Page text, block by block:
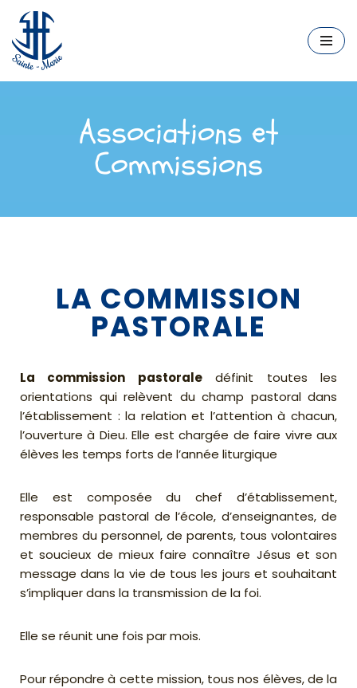
Aller
au
contenu
Associations et
Commissions
LA COMMISSION
PASTORALE
La commission pastoraledéfinit toutes les
orientations qui relèvent du champ pastoral dans
l’établissement : la relation et l’attention à chacun,
l’ouverture à Dieu. Elle est chargée de faire vivre aux
élèves les temps forts de l’année liturgique
Elle est composée du chef d’établissement,
responsable pastoral de l’école, d’enseignantes, de
membres du personnel, de parents, tous volontaires
et soucieux de mieux faire connaître Jésus et son
message dans la vie de tous les jours et souhaitant
s’impliquer dans la transmission de la foi.
Elle se réunit une fois par mois.
Pour répondre à cette mission, tous nos élèves, de la